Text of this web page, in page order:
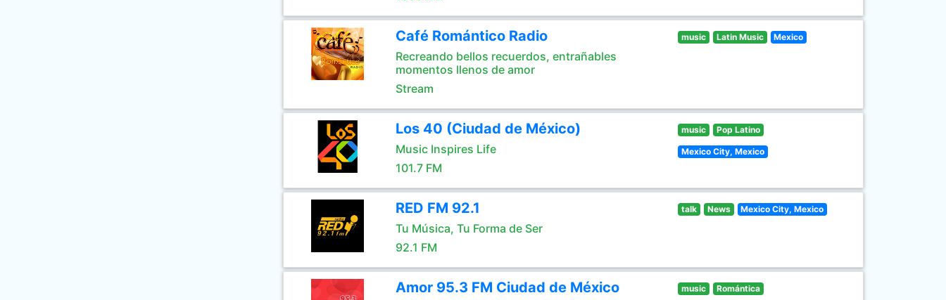
Café Romántico Radio
Recreando bellos recuerdos, entrañables
momentos llenos de amor
Stream
music Latin Music Mexico
Los 40 (Ciudad de México)
Music Inspires Life
101.7 FM
music Pop Latino
Mexico City, Mexico
RED FM 92.1
Tu Música, Tu Forma de Ser
92.1 FM
talk News Mexico City, Mexico
Amor 95.3 FM Ciudad de México music Romántica